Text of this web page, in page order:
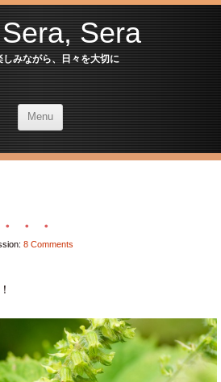
Sera
しみながら、日々を大切に
Menu
・・
8 Comments